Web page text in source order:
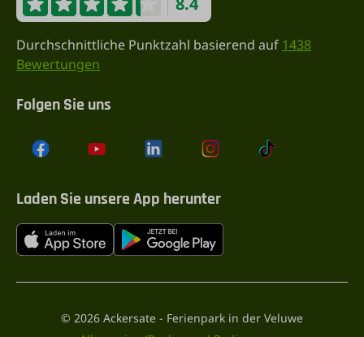
Durchschnittliche Punktzahl basierend auf 1438
Bewertungen
Folgen Sie uns
Laden Sie unsere App herunter
© 2026 Ackersate - Ferienpark in der Veluwe